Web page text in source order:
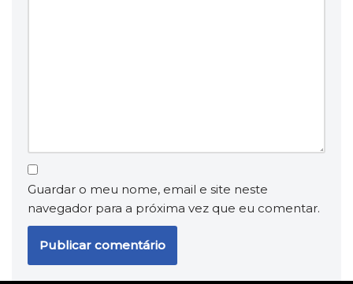
Guardar o meu nome, email e site neste
navegador para a próxima vez que eu comentar.